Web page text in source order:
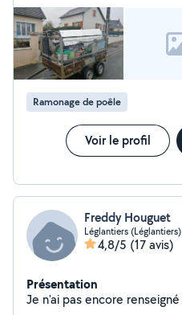
Ramonage de poêle
Voir le profil
Freddy Houguet
Léglantiers (Léglantiers)
4,8/5 (17 avis)
Présentation